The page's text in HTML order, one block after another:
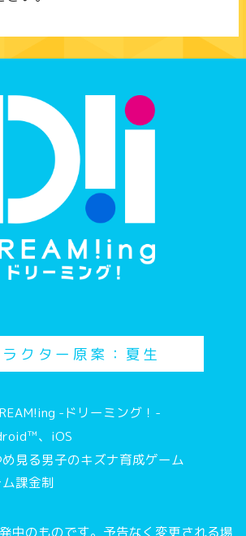
クター原案：夏生
-ドリーミング！-
、iOS
見る男子のキズナ育成ゲーム
課金制
中のものです。予告なく変更される場